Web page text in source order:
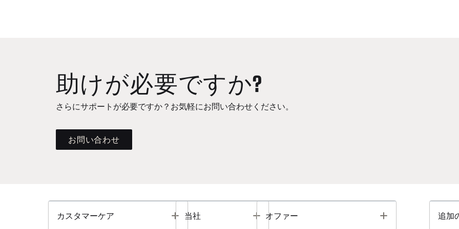
助けが必要ですか?
さらにサポートが必要ですか？お気軽にお問い合わせください。
お問い合わせ
カスタマーケア Toggle
当社 Toggle
オファー Toggle 追加